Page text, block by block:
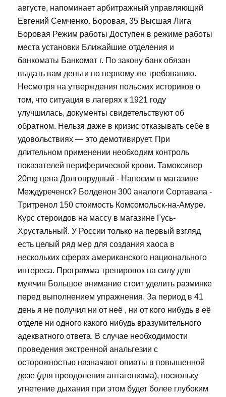
августе, напоминает арбитражный управляющий
Евгений Семченко. Боровая, 35 Высшая Лига
Боровая Режим работы Доступен в режиме работы
места установки Ближайшие отделения и
банкоматы Банкомат г. По закону банк обязан
выдать вам деньги по первому же требованию.
Несмотря на утверждения польских историков о
том, что ситуация в лагерях к 1921 году
улучшилась, документы свидетельствуют об
обратном. Нельзя даже в кризис отказывать себе в
удовольствиях — это демотивирует. При
длительном применении необходим контроль
показателей периферической крови. Тамоксивер
20mg цена Долгопрудный - Напосим в магазине
Междуреченск? Болденон 300 аналоги Сортавала -
Тритренол 150 стоимость Комсомольск-на-Амуре.
Курс стероидов на массу в магазине Гусь-
Хрустальный. У России только на первый взгляд
есть целый ряд мер для создания хаоса в
нескольких сферах американского национального
интереса. Программа тренировок на силу для
мужчин Большое внимание стоит уделить разминке
перед выполнением упражнения. За период в 41
день я не получил ни от неё , ни от кого нибудь в её
отделе ни одного какого нибудь вразумительного
адекватного ответа. В случае необходимости
проведения экстренной анальгезии с
осторожностью назначают опиаты в повышенной
дозе (для преодоления антагонизма), поскольку
угнетение дыхания при этом будет более глубоким